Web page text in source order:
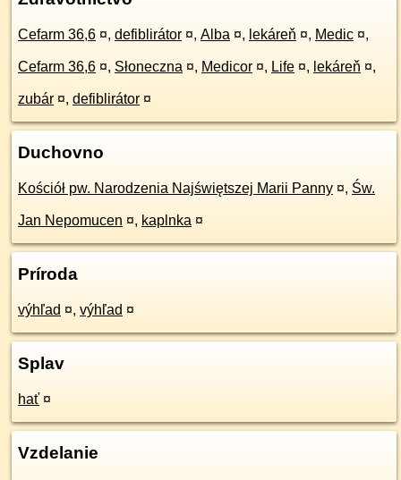
Cefarm 36,6 ¤, defiblirátor ¤, Alba ¤, lekáreň ¤, Medic ¤,
Cefarm 36,6 ¤, Słoneczna ¤, Medicor ¤, Life ¤, lekáreň ¤,
zubár ¤, defiblirátor ¤
Duchovno
Kościół pw. Narodzenia Najświętszej Marii Panny ¤, Św.
Jan Nepomucen ¤, kaplnka ¤
Príroda
výhľad ¤, výhľad ¤
Splav
hať ¤
Vzdelanie